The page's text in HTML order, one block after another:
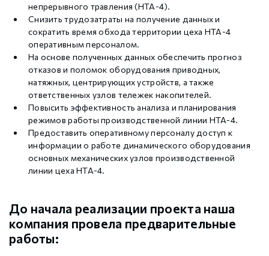
непрерывного травления (НТА-4).
Снизить трудозатраты на получение данных и
сократить время обхода территории цеха НТА-4
оперативным персоналом.
На основе полученных данных обеспечить прогноз
отказов и поломок оборудования приводных,
натяжных, центрирующих устройств, а также
ответственных узлов тележек накопителей.
Повысить эффективность анализа и планирования
режимов работы производственной линии НТА-4.
Предоставить оперативному персоналу доступ к
информации о работе динамического оборудования
основных механических узлов производственной
линии цеха НТА-4.
До начала реализации проекта наша
компания провела предварительные
работы: